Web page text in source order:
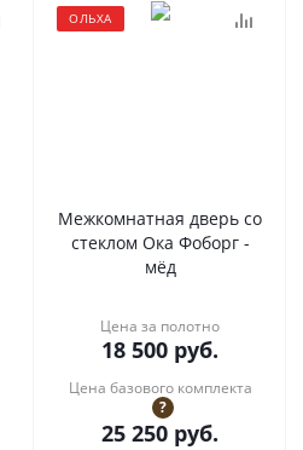
ОЛЬХА
Межкомнатная дверь со
стеклом Ока Фоборг -
мёд
Цена за полотно
18 500 руб.
Цена базового комплекта
?
25 250 руб.